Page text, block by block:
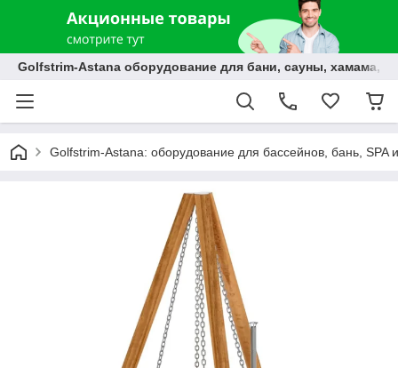
Golfstrim-Astana оборудование для бани, сауны, хамама,
Golfstrim-Astana: оборудование для бассейнов, бань, SPA